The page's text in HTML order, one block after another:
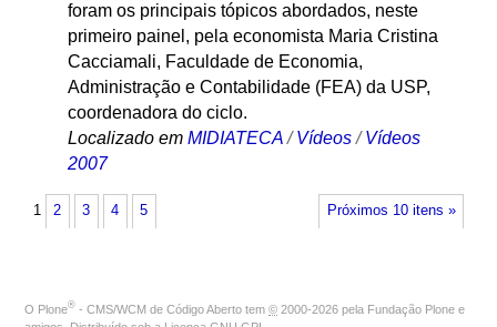
foram os principais tópicos abordados, neste
primeiro painel, pela economista Maria Cristina
Cacciamali, Faculdade de Economia,
Administração e Contabilidade (FEA) da USP,
coordenadora do ciclo.
Localizado em MIDIATECA /Vídeos /Vídeos
2007
Próximos 10 itens »
1 2 3 4 5
O Plone® - CMS/WCM de Código Aberto tem © 2000-2026 pela Fundação Plone e